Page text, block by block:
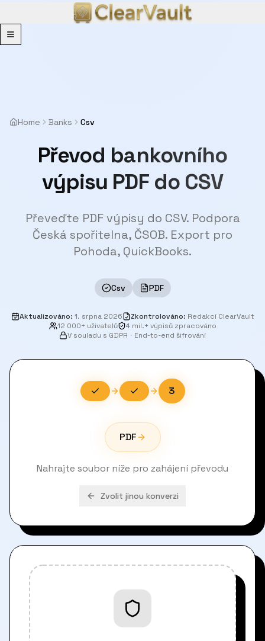
Menu
Home Banks Csv
Převod bankovního
výpisu PDF do CSV
Převeďte PDF výpisy do CSV. Podpora
Česká spořitelna, ČSOB. Export pro
Pohoda, QuickBooks.
Csv PDF
Aktualizováno: 1. srpna 2026 Zkontrolováno: Redakcí ClearVault
12 000+ uživatelů
4 mil.+ výpisů zpracováno
V souladu s GDPR · End-to-end šifrování
3
PDF
Nahrajte soubor níže pro zahájení převodu
Zvolit jinou konverzi